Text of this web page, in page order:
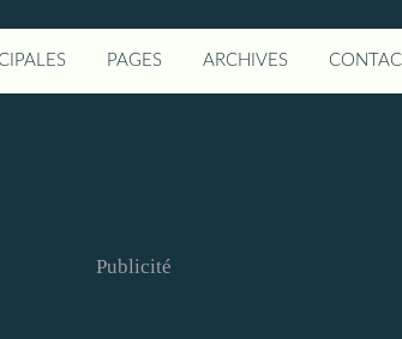
PAGES ARCHIVES
Publicité